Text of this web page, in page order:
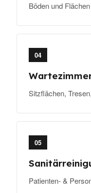
Böden und
04
Sitzflächen,
05
Patienten- &